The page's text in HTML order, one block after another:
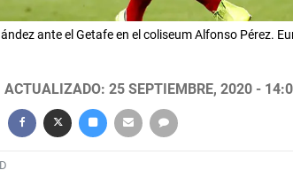
ante el Getafe en el coliseum Alfonso Pérez.
ACTUALIZADO: 25 SEPTIEMBRE, 2020 -